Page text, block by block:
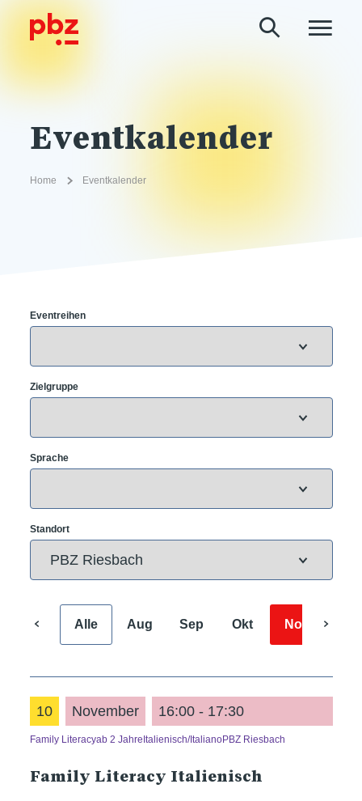
Eventkalender
Home Eventkalender
Eventreihen
Zielgruppe
Sprache
Standort
Alle Aug Sep Okt Nov
10 November 16:00 - 17:30
Family Literacyab 2 Jahre Italienisch/ItalianoPBZ Riesbach
Family Literacy Italienisch